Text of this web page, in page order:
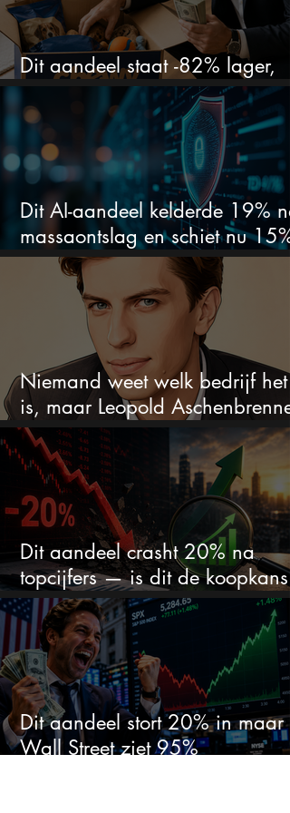
Dit aandeel staat -82% lager,
terwijl het bedrijf gewoon groeit
Dit AI-aandeel kelderde 19% na
massaontslag en schiet nu 15%
omhoog
Niemand weet welk bedrijf het
is, maar Leopold Aschenbrenner
zet er nu $500 miljoen op
Dit aandeel crasht 20% na
topcijfers — is dit de koopkans
waar beleggers op wachtten?
Dit aandeel stort 20% in maar
Wall Street ziet 95%